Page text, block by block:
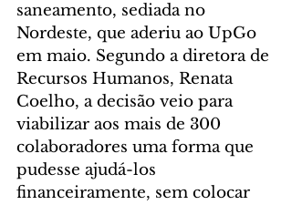
saneamento, sediada no
Nordeste, que aderiu ao UpGo
em maio. Segundo a diretora de
Recursos Humanos, Renata
Coelho, a decisão veio para
viabilizar aos mais de 300
colaboradores uma forma que
pudesse ajudá-los
financeiramente, sem colocar